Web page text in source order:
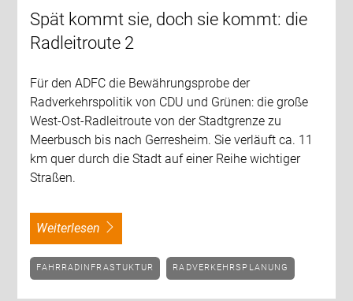
Spät kommt sie, doch sie kommt: die
Radleitroute 2
Für den ADFC die Bewährungsprobe der
Radverkehrspolitik von CDU und Grünen: die große
West-Ost-Radleitroute von der Stadtgrenze zu
Meerbusch bis nach Gerresheim. Sie verläuft ca. 11
km quer durch die Stadt auf einer Reihe wichtiger
Straßen.
weiterlesen
FAHRRADINFRASTUKTUR RADVERKEHRSPLANUNG